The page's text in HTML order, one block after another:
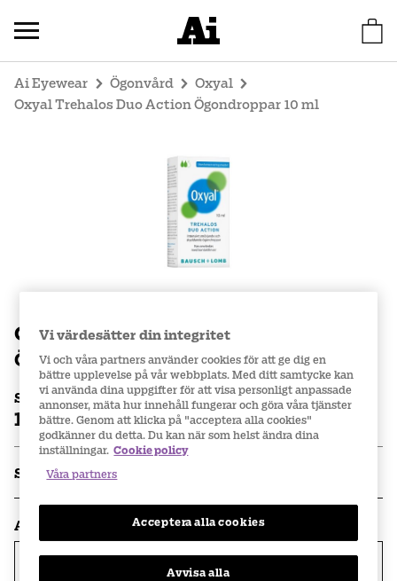
Ai Eyewear Ögonvård
Oxyal
Oxyal Trehalos Duo Action Ögondroppar 10 ml
Oxyal Trehalos Duo Action
Ögondroppar 10 ml
Styckpris
122 kr
Specifikationer
Antal
Vi värdesätter din integritet
Vi och våra partners använder cookies för att ge dig en
bättre upplevelse på vår webbplats. Med ditt samtycke kan
vi använda dina uppgifter för att visa personligt anpassade
annonser, mäta hur innehåll fungerar och göra våra tjänster
bättre. Genom att klicka på "acceptera alla cookies"
godkänner du detta. Du kan när som helst ändra dina
inställningar. Cookie policy
Våra partners
Avvisa alla
Acceptera alla cookies